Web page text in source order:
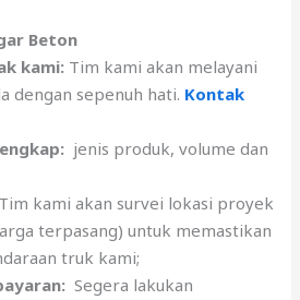
Beton
kami: Tim kami akan melayani
dengan sepenuh hati. Kontak
jenis produk, volume dan
Tim kami akan survei lokasi proyek
terpasang) untuk memastikan
truk kami;
Segera lakukan